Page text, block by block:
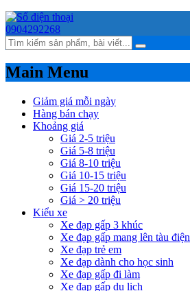
0904292268
Main Menu
Giảm giá mỗi ngày
Hàng bán chạy
Khoảng giá
Giá 2-5 triệu
Giá 5-8 triệu
Giá 8-10 triệu
Giá 10-15 triệu
Giá 15-20 triệu
Giá > 20 triệu
Kiểu xe
Xe đạp gấp 3 khúc
Xe đạp gấp mang lên tàu điện
Xe đạp trẻ em
Xe đạp dành cho học sinh
Xe đạp gấp đi làm
Xe đạp gấp du lịch